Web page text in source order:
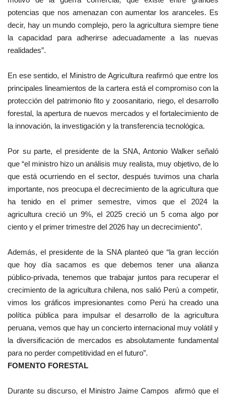
potencias que nos amenazan con aumentar los aranceles. Es
decir, hay un mundo complejo, pero la agricultura siempre tiene
la capacidad para adherirse adecuadamente a las nuevas
realidades”.
En ese sentido, el Ministro de Agricultura reafirmó que entre los
principales lineamientos de la cartera está el compromiso con la
protección del patrimonio fito y zoosanitario, riego, el desarrollo
forestal, la apertura de nuevos mercados y el fortalecimiento de
la innovación, la investigación y la transferencia tecnológica.
Por su parte, el presidente de la SNA, Antonio Walker señaló
que “el ministro hizo un análisis muy realista, muy objetivo, de lo
que está ocurriendo en el sector, después tuvimos una charla
importante, nos preocupa el decrecimiento de la agricultura que
ha tenido en el primer semestre, vimos que el 2024 la
agricultura creció un 9%, el 2025 creció un 5 coma algo por
ciento y el primer trimestre del 2026 hay un decrecimiento”.
Además, el presidente de la SNA planteó que “la gran lección
que hoy día sacamos es que debemos tener una alianza
público-privada, tenemos que trabajar juntos para recuperar el
crecimiento de la agricultura chilena, nos salió Perú a competir,
vimos los gráficos impresionantes como Perú ha creado una
política pública para impulsar el desarrollo de la agricultura
peruana, vemos que hay un concierto internacional muy volátil y
la diversificación de mercados es absolutamente fundamental
para no perder competitividad en el futuro”.
FOMENTO FORESTAL
Durante su discurso, el Ministro Jaime Campos afirmó que el